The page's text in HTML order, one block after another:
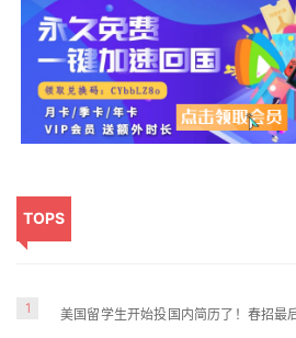
TOPS
1 美国留学生开始投国内简历了！春招最